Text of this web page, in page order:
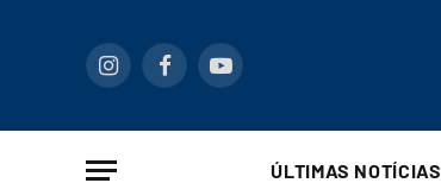
InstagramFacebookYouTube
ÚLTIMAS NOTÍCIAS